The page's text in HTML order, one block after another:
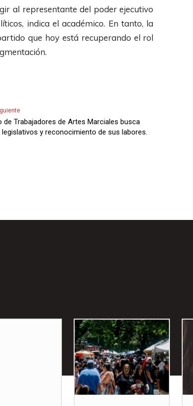
c
l
a
e
c
r
a
j
o
p
a
r
al representante del poder ejecutivo
indica el académico. En tanto, la
que hoy está recuperando el rol
de Trabajadores de Artes Marciales busca
y reconocimiento de sus labores.